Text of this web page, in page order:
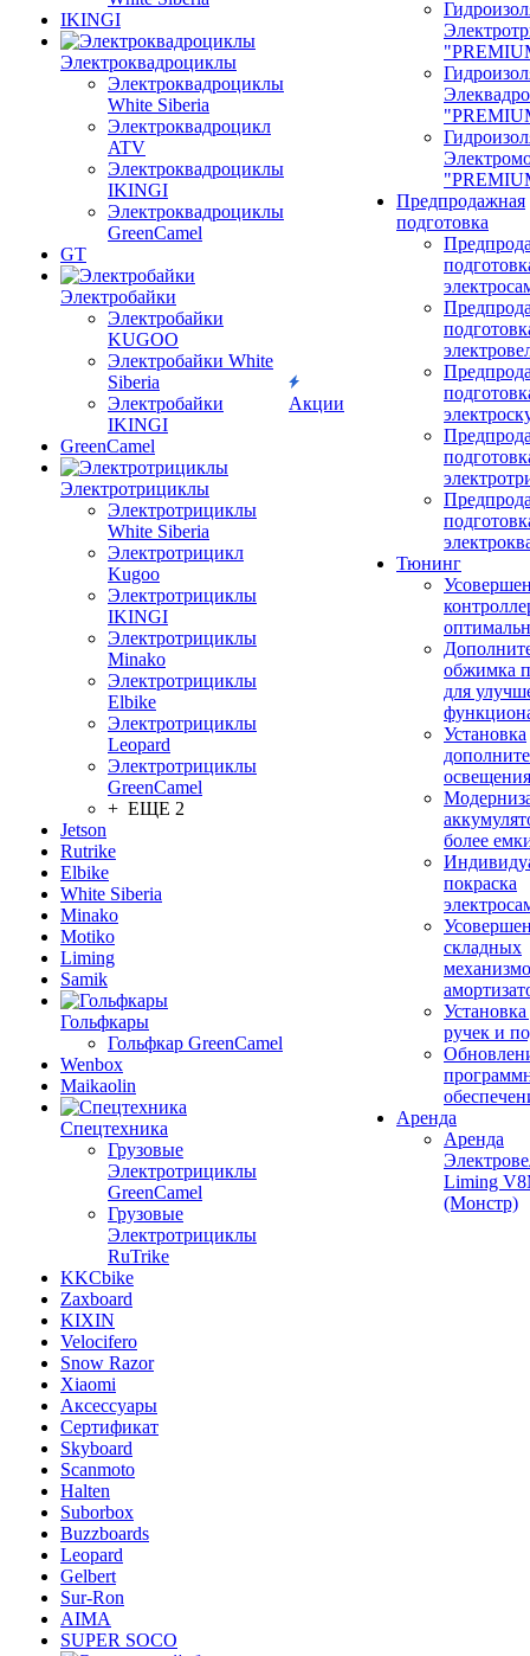
IKINGI
Электроквадроциклы
Электроквадроциклы
White Siberia
Электроквадроцикл
ATV
Электроквадроциклы
IKINGI
Электроквадроциклы
GreenCamel
GT
Электробайки
Электробайки
KUGOO
Электробайки White
Siberia
Электробайки
IKINGI
GreenCamel
Электротрициклы
Электротрициклы
White Siberia
Электротрицикл
Kugoo
Электротрициклы
IKINGI
Электротрициклы
Minako
Электротрициклы
Elbike
Электротрициклы
Leopard
Электротрициклы
GreenCamel
+ ЕЩЕ 2
Jetson
Rutrike
Elbike
White Siberia
Minako
Motiko
Liming
Samik
Гольфкары
Гольфкар GreenCamel
Wenbox
Maikaolin
Спецтехника
Грузовые
Электротрициклы
GreenCamel
Грузовые
Электротрициклы
RuTrike
KKCbike
Zaxboard
KIXIN
Velocifero
Snow Razor
Xiaomi
Аксессуары
Сертификат
Skyboard
Scanmoto
Halten
Suborbox
Buzzboards
Leopard
Gelbert
Sur-Ron
AIMA
SUPER SOCO
Акции
Предпродажная
подготовка
Тюнинг
обжимка
для
Установка
освещения
более
покраска
складных
ручек и
Аренда
Аренда
Liming
(Монстр)